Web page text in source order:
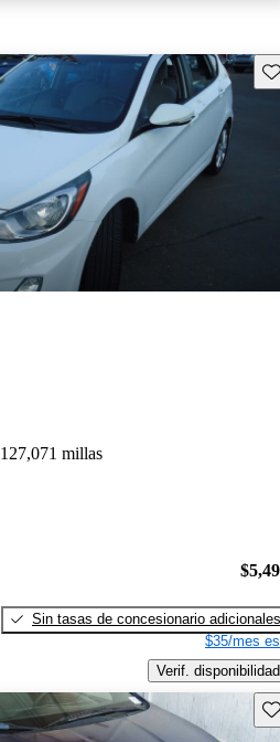
127,071 millas
Sin tasas de concesionario adicionales
$35/mes
Verif. disponibilidad